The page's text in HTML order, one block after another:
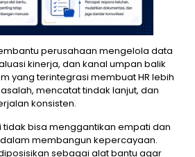
perusahaan mengelola data
kinerja, dan kanal umpan balik
yang terintegrasi membuat HR lebih
mencatat tindak lanjut, dan
konsisten.
tidak bisa menggantikan empati dan
membangun kepercayaan.
sebagai alat bantu agar